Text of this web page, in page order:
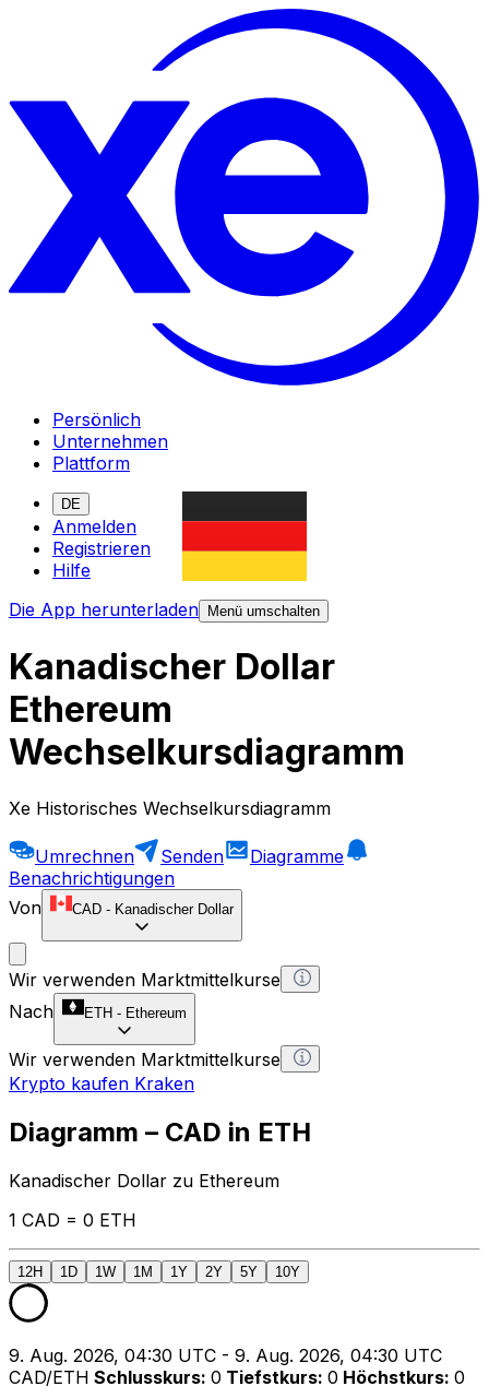
Persönlich
Unternehmen
Plattform
DE
Anmelden
Registrieren
Hilfe
Die App herunterladen
Menü umschalten
Kanadischer Dollar
Ethereum
Wechselkursdiagramm
Xe Historisches Wechselkursdiagramm
Umrechnen Senden
Diagramme
Benachrichtigungen
Von
CAD - Kanadischer Dollar
Wir verwenden Marktmittelkurse
Nach
ETH - Ethereum
Wir verwenden Marktmittelkurse
Krypto kaufen Kraken
Diagramm – CAD in ETH
Kanadischer Dollar zu Ethereum
1 CAD = 0 ETH
12H 1D 1W 1M 1Y 2Y 5Y 10Y
9. Aug. 2026, 04:30 UTC - 9. Aug. 2026, 04:30 UTC
CAD/ETH Schlusskurs: 0 Tiefstkurs: 0 Höchstkurs: 0